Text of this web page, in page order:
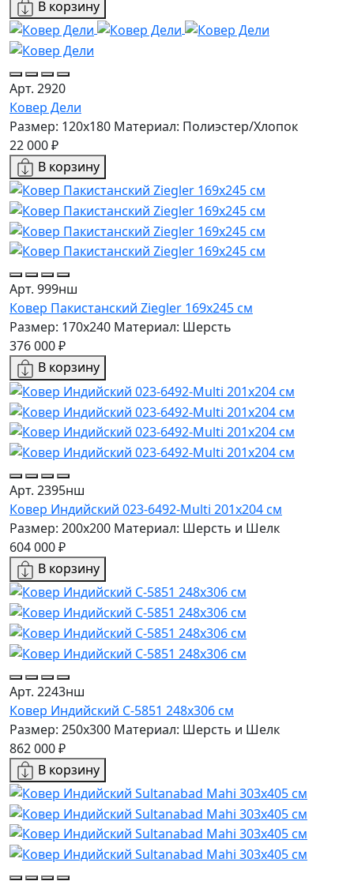
В корзину
Арт. 2920
Ковер Дели
Размер: 120x180 Материал: Полиэстер/Хлопок
22 000 ₽
В корзину
Арт. 999нш
Ковер Пакистанский Ziegler 169x245 см
Размер: 170x240 Материал: Шерсть
376 000 ₽
В корзину
Арт. 2395нш
Ковер Индийский 023-6492-Multi 201x204 см
Размер: 200x200 Материал: Шерсть и Шелк
604 000 ₽
В корзину
Арт. 2243нш
Ковер Индийский C-5851 248x306 см
Размер: 250x300 Материал: Шерсть и Шелк
862 000 ₽
В корзину